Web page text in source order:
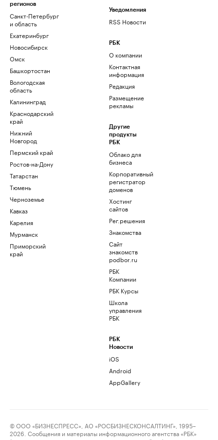
регионов
Санкт-Петербург
и область
Екатеринбург
Новосибирск
Омск
Башкортостан
Вологодская
область
Калининград
Краснодарский
край
Нижний
Новгород
Пермский край
Ростов-на-Дону
Татарстан
Тюмень
Черноземье
Кавказ
Карелия
Мурманск
Приморский
край
Уведомления
RSS Новости
РБК
О компании
Контактная
информация
Редакция
Размещение
рекламы
Другие
продукты
РБК
Облако для
бизнеса
Корпоративный
регистратор
доменов
Хостинг
сайтов
Рег.решения
Знакомства
Сайт
знакомств
podbor.ru
РБК
Компании
РБК Курсы
Школа
управления
РБК
РБК
Новости
iOS
Android
AppGallery
© ООО «БИЗНЕСПРЕСС», АО «РОСБИЗНЕСКОНСАЛТИНГ», 1995–
2026. Сообщения и материалы информационного агентства «РБК»